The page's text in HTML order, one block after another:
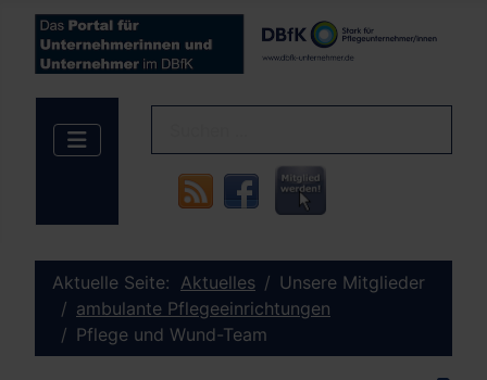
Aktuelle Seite: Aktuelles
Unsere Mitglieder
ambulante Pflegeeinrichtungen
Pflege und Wund-Team